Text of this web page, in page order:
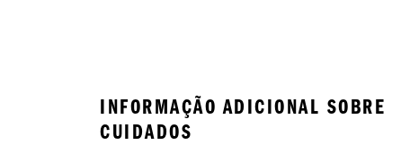
INFORMAÇÃO ADICIONAL SOBRE
CUIDADOS